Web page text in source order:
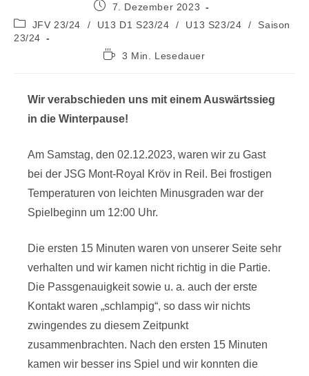
7. Dezember 2023
JFV 23/24
/ U13 D1 S23/24 / U13 S23/24 /
Saison
23/24
3 Min. Lesedauer
Wir verabschieden uns mit einem Auswärtssieg
in die Winterpause!
Am Samstag, den 02.12.2023, waren wir zu Gast
bei der JSG Mont-Royal Kröv in Reil. Bei frostigen
Temperaturen von leichten Minusgraden war der
Spielbeginn um 12:00 Uhr.
Die ersten 15 Minuten waren von unserer Seite sehr
verhalten und wir kamen nicht richtig in die Partie.
Die Passgenauigkeit sowie u. a. auch der erste
Kontakt waren „schlampig“, so dass wir nichts
zwingendes zu diesem Zeitpunkt
zusammenbrachten. Nach den ersten 15 Minuten
kamen wir besser ins Spiel und wir konnten die